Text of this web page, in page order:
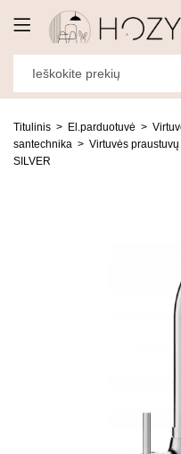
Titulinis El.parduotuvė
santechnika
Virtuvės
SILVER